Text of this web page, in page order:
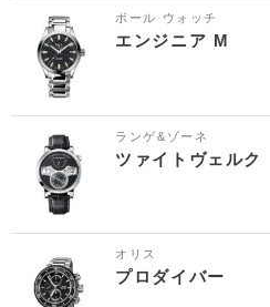
ボール ウォッチ
エンジニア M
ランゲ&ゾーネ
ツァイトヴェルク
オリス
プロダイバー